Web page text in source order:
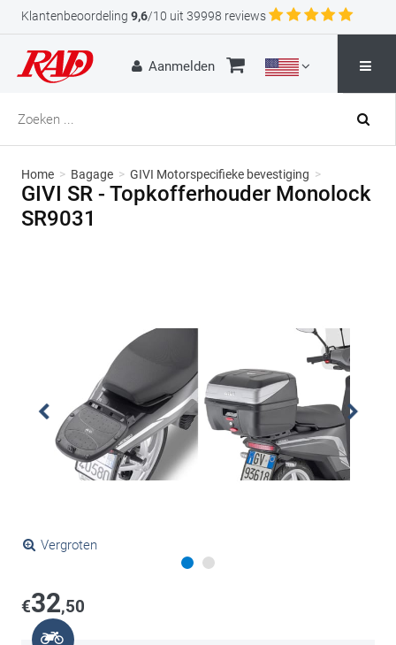
Klantenbeoordeling 9,6/10 uit 39998 reviews
Aanmelden
Home > Bagage > GIVI Motorspecifieke bevestiging >
GIVI SR - Topkofferhouder Monolock
SR9031
Vergroten
€32,50